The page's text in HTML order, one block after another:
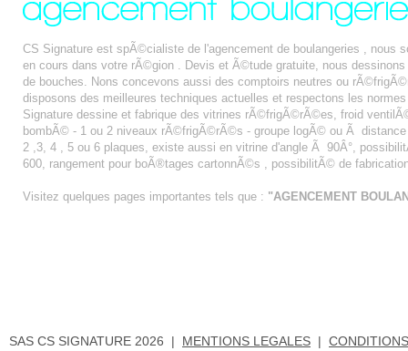
CS Signature est spÃ©cialiste de l'agencement de boulangeries ,
en cours dans votre rÃ©gion . Devis et Ã©tude gratuite, nous
de bouches. Nons concevons aussi des comptoirs neutres ou
disposons des meilleures techniques actuelles et respectons les
Signature dessine et fabrique des vitrines rÃ©frigÃ©rÃ©es, froid
bombÃ© - 1 ou 2 niveaux rÃ©frigÃ©rÃ©s - groupe logÃ© ou Ã
2 ,3, 4 , 5 ou 6 plaques, existe aussi en vitrine d'angle Ã 90Â°,
600, rangement pour boÃ®tages cartonnÃ©s , possibilitÃ© de
Visitez quelques pages importantes tels que : "AGENCEMENT
SAS CS SIGNATURE 2026 | MENTIONS LEGALES |